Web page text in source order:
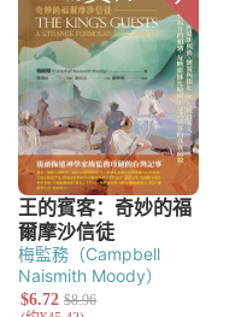
梅監務（Campbell
Naismith Moody）